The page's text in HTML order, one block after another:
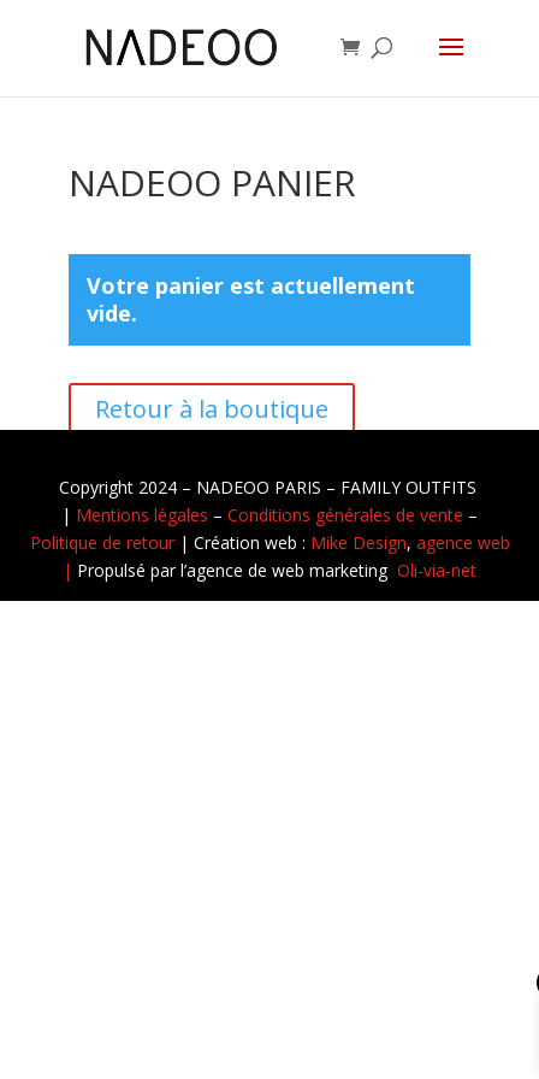
NADEOO PANIER
Votre panier est actuellement
vide.
Retour à la boutique
Copyright 2024 – NADEOO PARIS – FAMILY OUTFITS
| Mentions légales – Conditions générales de vente –
Politique de retour| Création web : Mike Design, agence web
| Propulsé par l’agence de web marketing Oli-via-net